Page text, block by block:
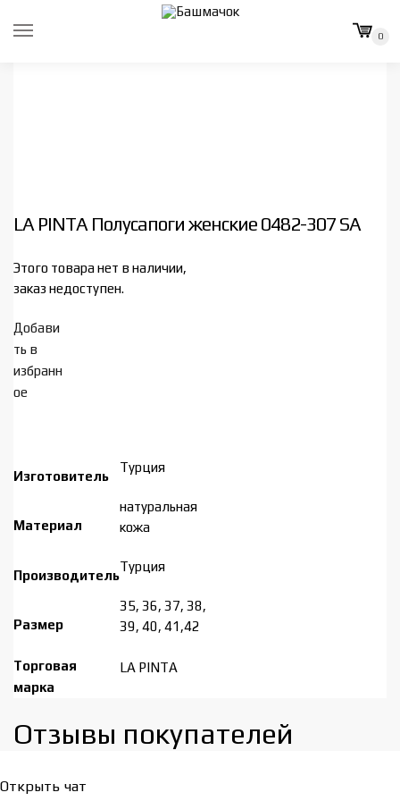
0
LA PINTA Полусапоги женские 0482-307 SA
Этого товара нет в наличии,
заказ недоступен.
Добави
ть в
избранн
ое
Изготовитель
Турция
Материал
натуральная
кожа
Производитель
Турция
Размер
35, 36, 37, 38,
39, 40, 41,42
Торговая
марка
LA PINTA
Отзывы покупателей​
Открыть чат